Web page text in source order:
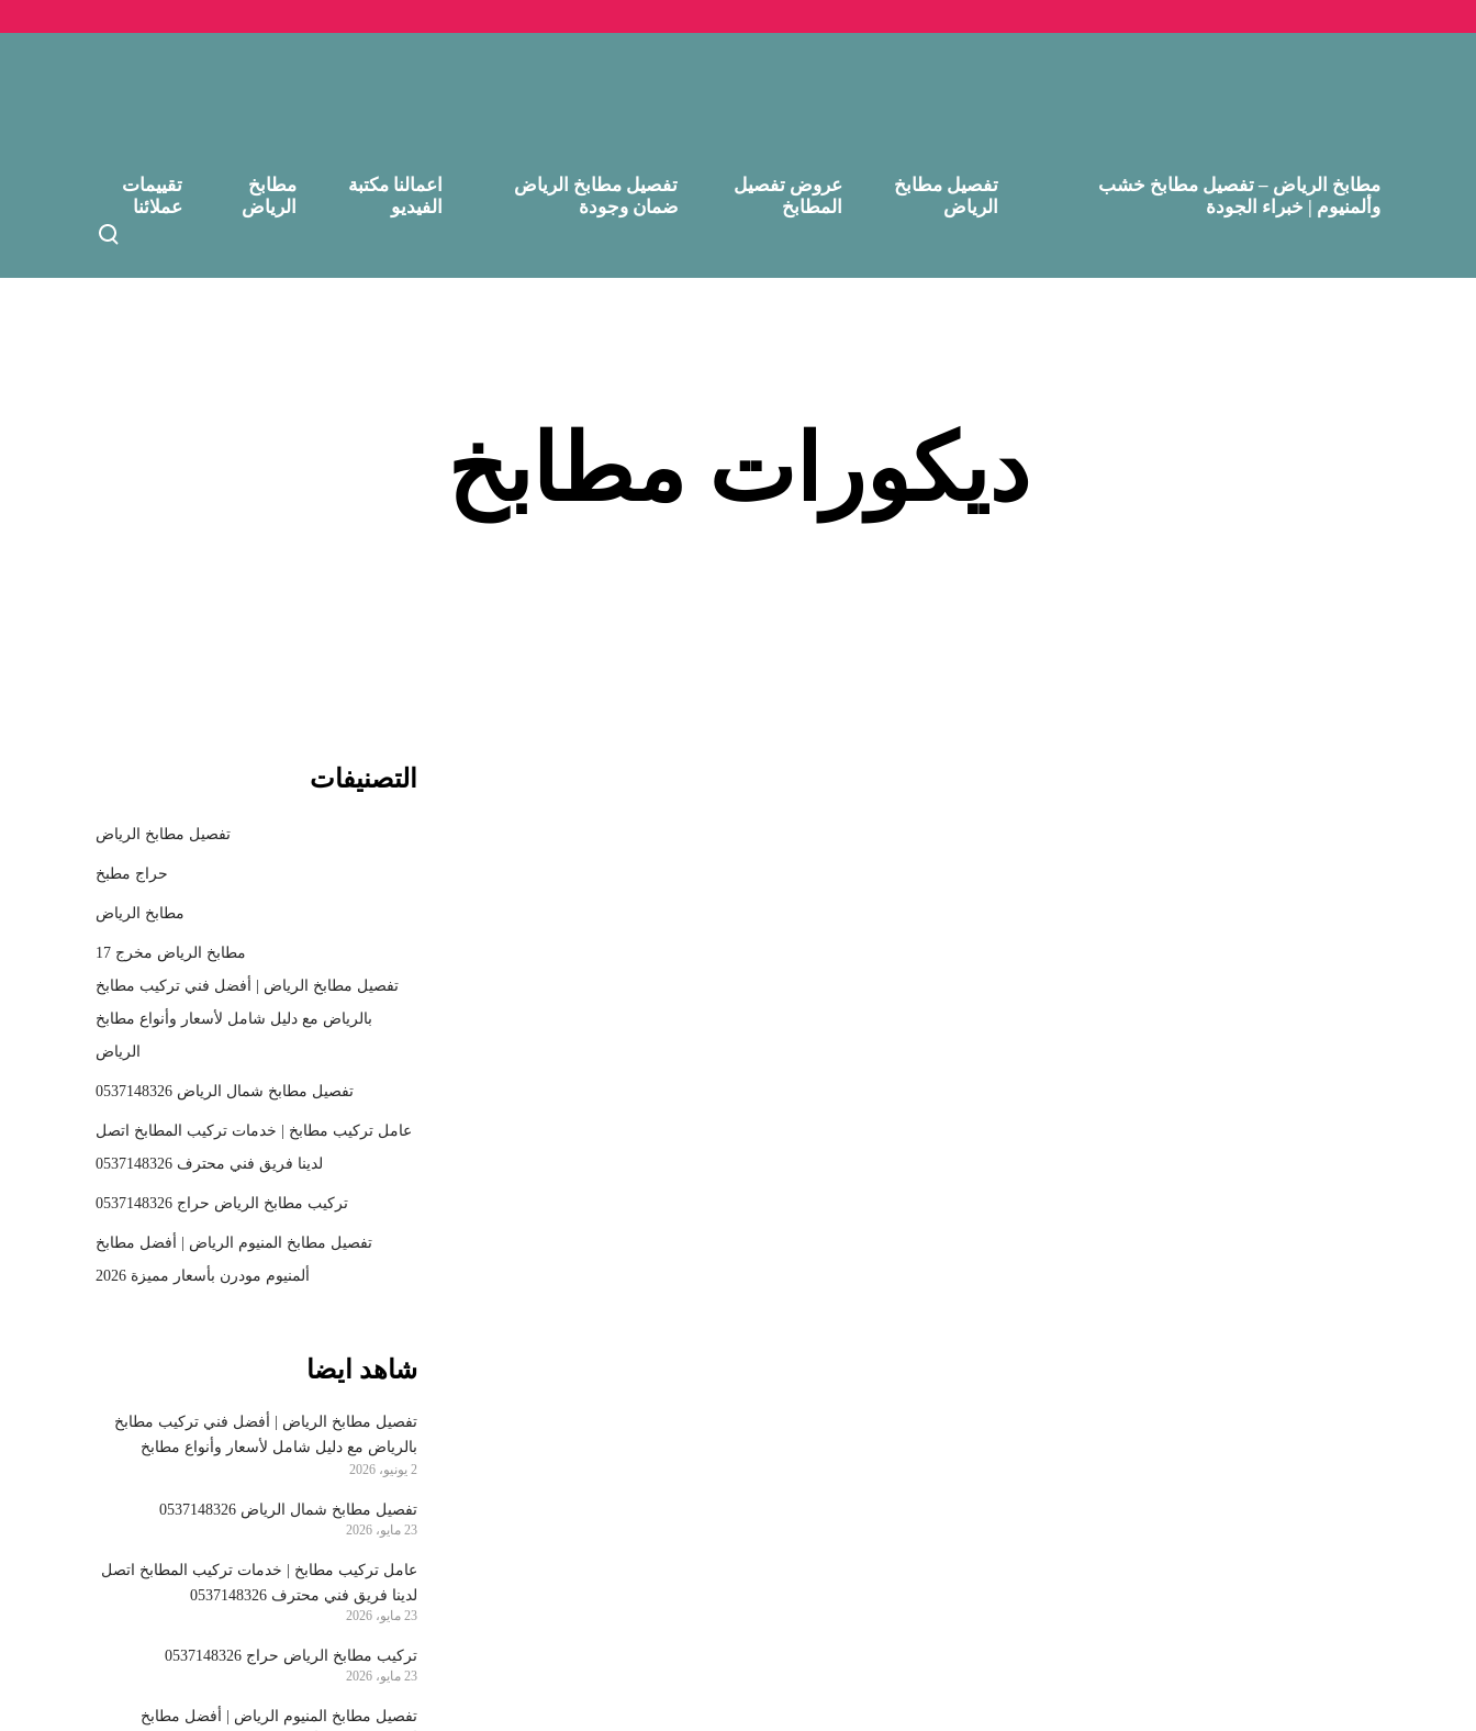
مطابخ الرياض – تفصيل مطابخ خشب
وألمنيوم | خبراء الجودة
تفصيل مطابخ
الرياض
عروض تفصيل
المطابخ
تفصيل مطابخ الرياض
ضمان وجودة
اعمالنا مكتبة
الفيديو
مطابخ
الرياض
تقييمات
عملائنا
T
g
ديكورات مطابخ
التصنيفات
تفصيل مطابخ الرياض
حراج مطبخ
مطابخ الرياض
مطابخ الرياض مخرج 17
تفصيل مطابخ الرياض | أفضل فني تركيب مطابخ
بالرياض مع دليل شامل لأسعار وأنواع مطابخ
الرياض
تفصيل مطابخ شمال الرياض 0537148326
عامل تركيب مطابخ | خدمات تركيب المطابخ اتصل
لدينا فريق فني محترف 0537148326
تركيب مطابخ الرياض حراج 0537148326
تفصيل مطابخ المنيوم الرياض | أفضل مطابخ
ألمنيوم مودرن بأسعار مميزة 2026
شاهد ايضا
تفصيل مطابخ الرياض | أفضل فني تركيب مطابخ
بالرياض مع دليل شامل لأسعار وأنواع مطابخ
الرياض
2 يونيو، 2026
تفصيل مطابخ شمال الرياض 0537148326
23 مايو، 2026
عامل تركيب مطابخ | خدمات تركيب المطابخ اتصل
لدينا فريق فني محترف 0537148326
23 مايو، 2026
تركيب مطابخ الرياض حراج 0537148326
23 مايو، 2026
تفصيل مطابخ المنيوم الرياض | أفضل مطابخ